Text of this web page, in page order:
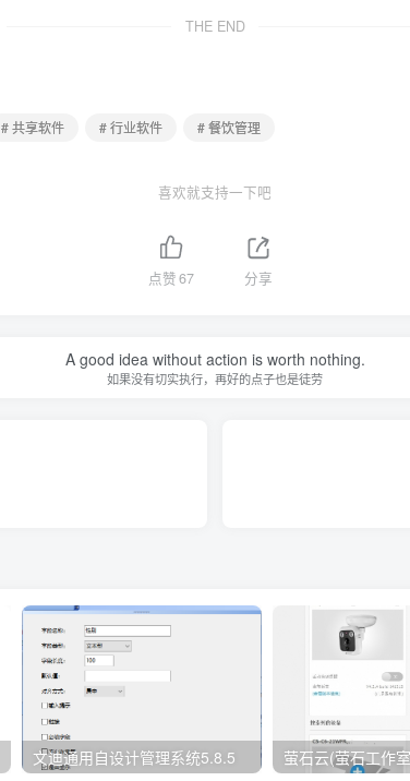
THE END
# 共享软件 # 行业软件 # 餐饮管理
喜欢就支持一下吧
点赞67 分享
A good idea without action is worth nothing.
如果没有切实执行，再好的点子也是徒劳
文迪通用自设计管理系统5.8.5 萤石云(萤石工作